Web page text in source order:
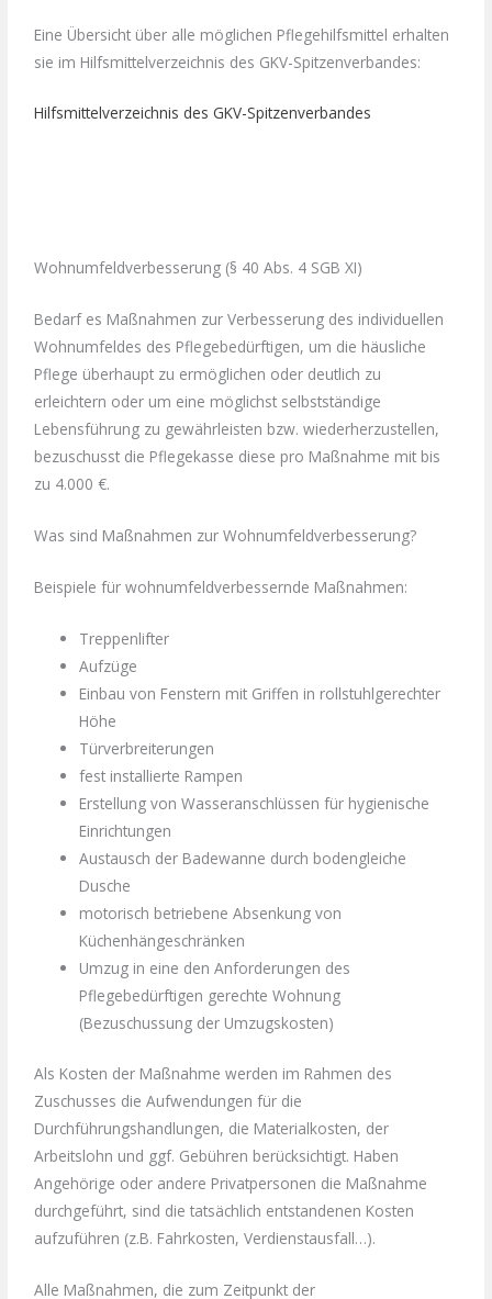
Eine Übersicht über alle möglichen Pflegehilfsmittel erhalten
sie im Hilfsmittelverzeichnis des GKV-Spitzenverbandes:
Hilfsmittelverzeichnis des GKV-Spitzenverbandes
Wohnumfeldverbesserung (§ 40 Abs. 4 SGB XI)
Bedarf es Maßnahmen zur Verbesserung des individuellen
Wohnumfeldes des Pflegebedürftigen, um die häusliche
Pflege überhaupt zu ermöglichen oder deutlich zu
erleichtern oder um eine möglichst selbstständige
Lebensführung zu gewährleisten bzw. wiederherzustellen,
bezuschusst die Pflegekasse diese pro Maßnahme mit bis
zu 4.000 €.
Was sind Maßnahmen zur Wohnumfeldverbesserung?
Beispiele für wohnumfeldverbessernde Maßnahmen:
Treppenlifter
Aufzüge
Einbau von Fenstern mit Griffen in rollstuhlgerechter
Höhe
Türverbreiterungen
fest installierte Rampen
Erstellung von Wasseranschlüssen für hygienische
Einrichtungen
Austausch der Badewanne durch bodengleiche
Dusche
motorisch betriebene Absenkung von
Küchenhängeschränken
Umzug in eine den Anforderungen des
Pflegebedürftigen gerechte Wohnung
(Bezuschussung der Umzugskosten)
Als Kosten der Maßnahme werden im Rahmen des
Zuschusses die Aufwendungen für die
Durchführungshandlungen, die Materialkosten, der
Arbeitslohn und ggf. Gebühren berücksichtigt. Haben
Angehörige oder andere Privatpersonen die Maßnahme
durchgeführt, sind die tatsächlich entstandenen Kosten
aufzuführen (z.B. Fahrkosten, Verdienstausfall…).
Alle Maßnahmen, die zum Zeitpunkt der